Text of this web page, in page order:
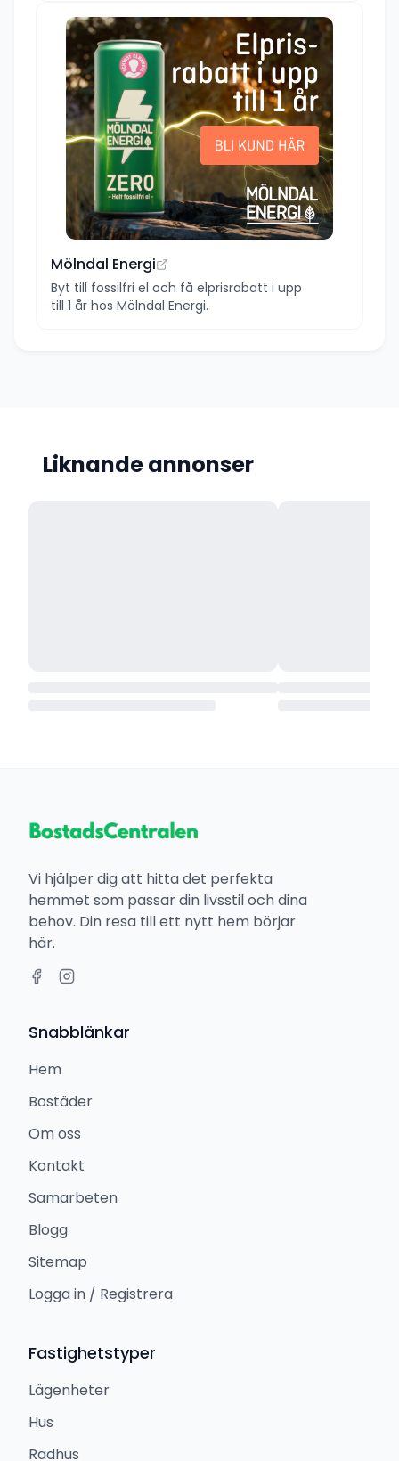
Mölndal Energi
Byt till fossilfri el och få elprisrabatt i upp
till 1 år hos Mölndal Energi.
Liknande annonser
Vi hjälper dig att hitta det perfekta
hemmet som passar din livsstil och dina
behov. Din resa till ett nytt hem börjar
här.
Snabblänkar
Hem
Bostäder
Om oss
Kontakt
Samarbeten
Blogg
Sitemap
Logga in / Registrera
Fastighetstyper
Lägenheter
Hus
Radhus